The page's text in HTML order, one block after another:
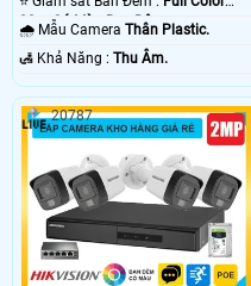
20m Có Màu Ban Ðêm.
🌧️ Mẫu Camera Thân Plastic.
️🛃 Khả Năng : Thu Âm.
20787